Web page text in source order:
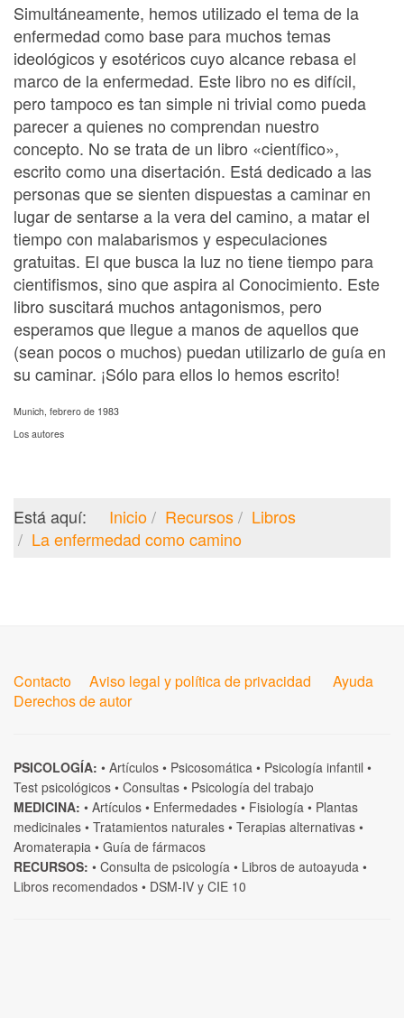
Simultáneamente, hemos utilizado el tema de la
enfermedad como base para muchos temas
ideológicos y esotéricos cuyo alcance rebasa el
marco de la enfermedad. Este libro no es difícil,
pero tampoco es tan simple ni trivial como pueda
parecer a quienes no comprendan nuestro
concepto. No se trata de un libro «científico»,
escrito como una disertación. Está dedicado a las
personas que se sienten dispuestas a caminar en
lugar de sentarse a la vera del camino, a matar el
tiempo con malabarismos y especulaciones
gratuitas. El que busca la luz no tiene tiempo para
cientifismos, sino que aspira al Conocimiento. Este
libro suscitará muchos antagonismos, pero
esperamos que llegue a manos de aquellos que
(sean pocos o muchos) puedan utilizarlo de guía en
su caminar. ¡Sólo para ellos lo hemos escrito!
Munich, febrero de 1983
Los autores
Está aquí: Inicio Recursos
Libros
La enfermedad como camino
Contacto Aviso legal y política de privacidad
Ayuda
Derechos de autor
PSICOLOGÍA: • Artículos • Psicosomática • Psicología infantil •
Test psicológicos • Consultas • Psicología del trabajo
MEDICINA: • Artículos • Enfermedades • Fisiología • Plantas
medicinales • Tratamientos naturales • Terapias alternativas •
Aromaterapia • Guía de fármacos
RECURSOS: • Consulta de psicología • Libros de autoayuda •
Libros recomendados • DSM-IV y CIE 10